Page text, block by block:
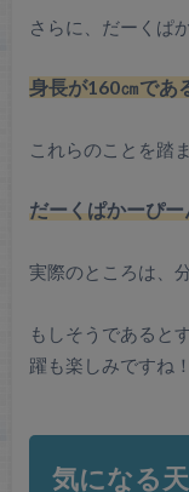
さらに、だーくぱ
身長が160㎝であ
これらのことを踏
だーくぱかーぴ
実際のところは、
もしそうであると
躍も楽しみですね！
気になる